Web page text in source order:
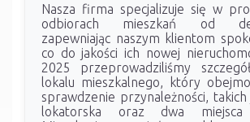
Nasza firma specjalizuje się w
odbiorach mieszkań od
zapewniając naszym klientom
co do jakości ich nowej
2025 przeprowadziliśmy
lokalu mieszkalnego, który
sprawdzenie przynależności,
lokatorska oraz dwa miejsca